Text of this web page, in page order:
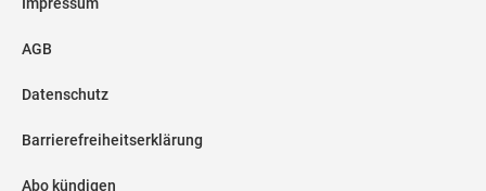
AGB
Datenschutz
Barrierefreiheitserklärung
Abo kündigen